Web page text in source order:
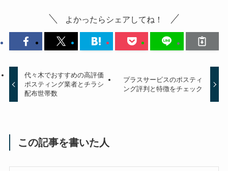
よかったらシェアしてね！
代々木でおすすめの高評価
ポスティング業者とチラシ
配布世帯数
プラスサービスのポスティ
ング評判と特徴をチェック
この記事を書いた人